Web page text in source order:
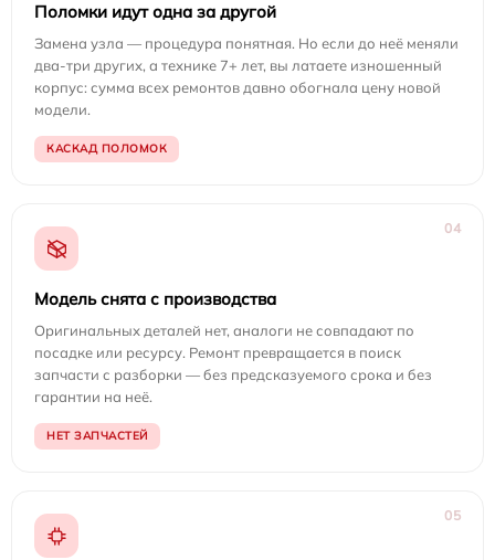
Поломки идут одна за другой
Замена узла — процедура понятная. Но если до неё меняли
два-три других, а технике 7+ лет, вы латаете изношенный
корпус: сумма всех ремонтов давно обогнала цену новой
модели.
КАСКАД ПОЛОМОК
04
Модель снята с производства
Оригинальных деталей нет, аналоги не совпадают по
посадке или ресурсу. Ремонт превращается в поиск
запчасти с разборки — без предсказуемого срока и без
гарантии на неё.
НЕТ ЗАПЧАСТЕЙ
05